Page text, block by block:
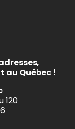
au Québec !
120